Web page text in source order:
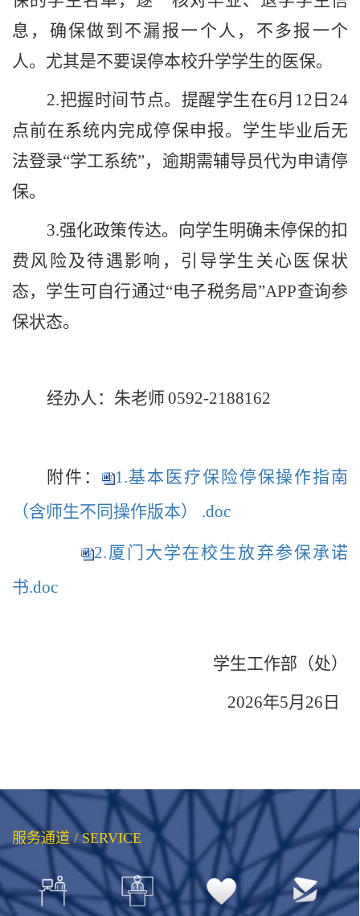
息，确保做到不漏报一个人，不多报一个
人。尤其是不要误停本校升学学生的医保。
2.把握时间节点。提醒学生在6月 12 日 24
点前在系统内完成停保申报。学生毕业后无
法登录“学工系统”，逾期需辅导员代为申请停
保。
3.强化政策传达。向学生明确未停保的扣
费风险及待遇影响，引导学生关心医保状
态，学生可自行通过“电子税务局”APP查询参
保状态。
经办人：朱老师 0592-2188162
附件：
1.基本医疗保险停保操作指南
（含师生不同操作版本） .doc
2.厦门大学在校生放弃参保承诺
书.doc
学生工作部（处）
2026年5月 26 日
服务通道 / SERVICE